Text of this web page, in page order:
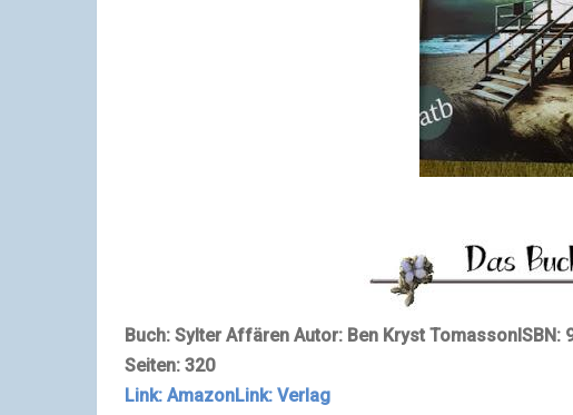
Buch: Sylter Affären Autor: Ben Kryst TomassonISBN:
Seiten: 320
Link: AmazonLink: Verlag